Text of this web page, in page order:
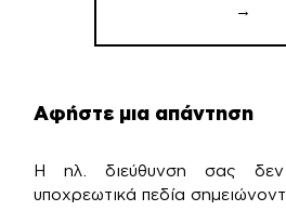
→
Αφήστε μια απάντηση
Η ηλ. διεύθυνση σας δεν
υποχρεωτικά πεδία